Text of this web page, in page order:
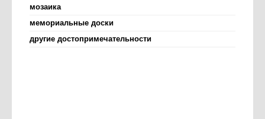
мозаика
мемориальные доски
другие достопримечательности